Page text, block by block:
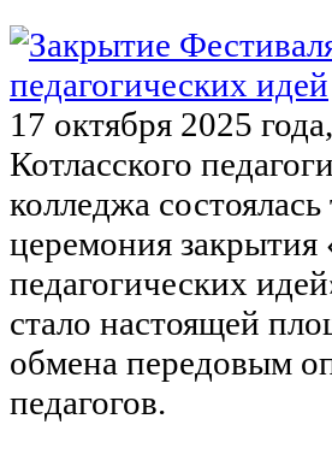
17 октября 2025
Котласского
колледжа
церемония закрытия
педагогических
стало настоящей
обмена передовым
педагогов.